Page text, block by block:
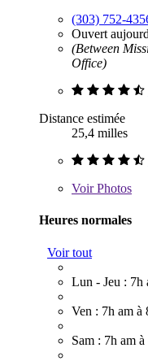
(303) 752-
Ouvert
(Between
Office)
Distance estimée
25,4 milles
VoirPhotos
Heures normales
Voir tout
Lun - Jeu : 7h
Ven : 7h am à
Sam : 7h am